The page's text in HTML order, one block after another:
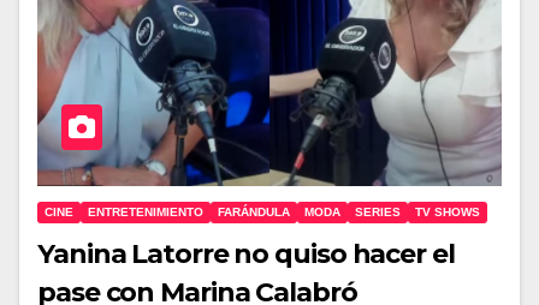
CINE ENTRETENIMIENTO FARÁNDULA MODA SERIES TV SHOWS
Yanina Latorre no quiso hacer el
pase con Marina Calabró